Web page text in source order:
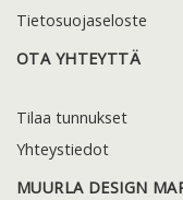
Tietosuojaseloste
OTA YHTEYTTÄ
Tilaa tunnukset
Yhteystiedot
MUURLA DESIGN